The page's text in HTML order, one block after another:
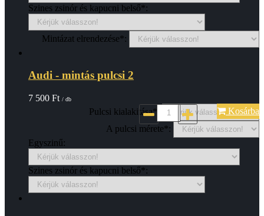
Szines zsinór és kapucni belső*:
Mintázat elrendezése*:
Audi - mintás pulcsi 2
7 500 Ft / db
Pulcsi kialakitása*:
A pulcsi mérete*:
Egyszinű:
Szines zsinór és kapucni belső*:
Kosárba